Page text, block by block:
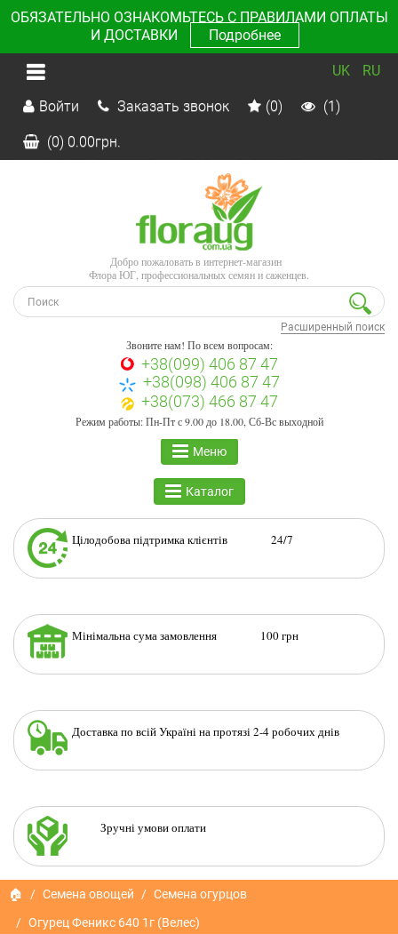
ОБЯЗАТЕЛЬНО ОЗНАКОМЬТЕСЬ С ПРАВИЛАМИ ОПЛАТЫ
И ДОСТАВКИ
Подробнее
UK RU
Войти Заказать звонок (0) (1)
(0) 0.00грн.
Добро пожаловать в интернет-магазин
Флора ЮГ, профессиональных семян и саженцев.
Расширенный поиск
Звоните нам! По всем вопросам:
+38(099) 406 87 47
+38(098) 406 87 47
+38(073) 466 87 47
Режим работы: Пн-Пт с 9.00 до 18.00, Сб-Вс выходной
Меню
Каталог
Цілодобова підтримка клієнтів 24/7
Мінімальна сума замовлення 100 грн
Доставка по всій Україні на протязі 2-4 робочих днів
Зручні умови оплати
🏠 Семена овощей
Семена огурцов
Огурец Феникс 640 1г (Велес)